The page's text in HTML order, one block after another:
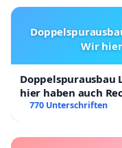
Wir
Doppelspurausbau
hier haben auch
770 Unterschriften